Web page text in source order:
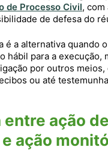
de Processo Civil, com
de defesa do
é a alternativa quando
hábil para a execução,
por outros meios,
ou até
ação de
ação